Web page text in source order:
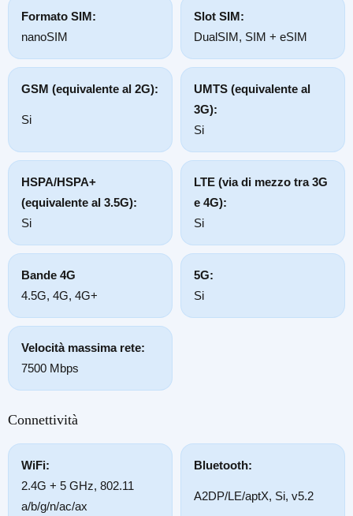
Formato SIM:
nanoSIM
Slot SIM:
DualSIM, SIM + eSIM
GSM (equivalente al 2G):
Si
UMTS (equivalente al
3G):
Si
HSPA/HSPA+
(equivalente al 3.5G):
Si
LTE (via di mezzo tra 3G
e 4G):
Si
Bande 4G
4.5G, 4G, 4G+
5G:
Si
Velocità massima rete:
7500 Mbps
Connettività
WiFi:
2.4G + 5 GHz, 802.11
a/b/g/n/ac/ax
Bluetooth:
A2DP/LE/aptX, Si, v5.2